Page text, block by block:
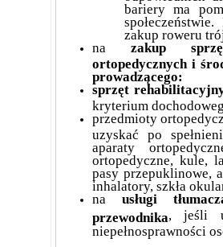
bariery ma
zakup roweru
na zakup
ortopedycznych i
prowadzącego:
sprzęt
kryterium
przedmioty
uzyskać po
aparaty
ortopedyczne, kule,
pasy przepuklinowe,
inhalatory, szkła
nausługi
przewodnika, jeśli
niepełnosprawności